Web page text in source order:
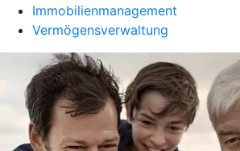
Immobilienmanagement
Vermögensverwaltung